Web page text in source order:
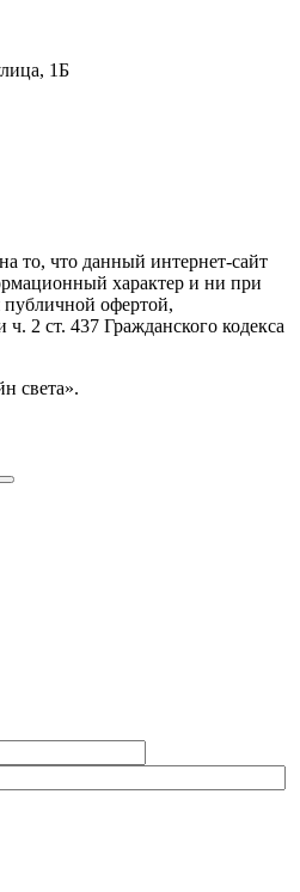
1Б
то, что данный интернет-сайт
характер и ни при
публичной офертой,
2 ст. 437 Гражданского кодекса
света».